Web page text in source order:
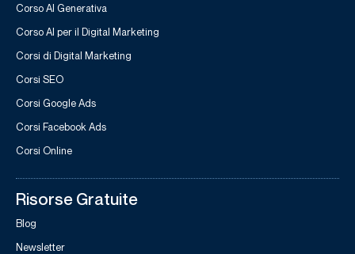
Corso AI Generativa
Corso AI per il Digital Marketing
Corsi di Digital Marketing
Corsi SEO
Corsi Google Ads
Corsi Facebook Ads
Corsi Online
Risorse Gratuite
Blog
Newsletter